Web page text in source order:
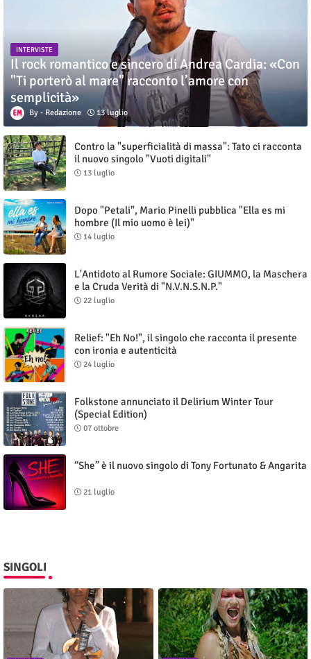
INTERVISTE
Il rock romantico e sincero di Andrea Cardia: «Con
"Ti porterò al mare" racconto l’amore con
semplicità»
Redazione 13 luglio
Contro la "superficialità di massa": Tato ci racconta
il nuovo singolo "Vuoti digitali"
13 luglio
Dopo "Petali", Mario Pinelli pubblica "Ella es mi
hombre (Il mio uomo è lei)"
14 luglio
L'Antidoto al Rumore Sociale: GIUMMO, la Maschera
e la Cruda Verità di "N.V.N.S.N.P."
22 luglio
Relief: "Eh No!", il singolo che racconta il presente
con ironia e autenticità
24 luglio
Folkstone annunciato il Delirium Winter Tour
(Special Edition)
07 ottobre
“She” è il nuovo singolo di Tony Fortunato & Angarita
21 luglio
SINGOLI